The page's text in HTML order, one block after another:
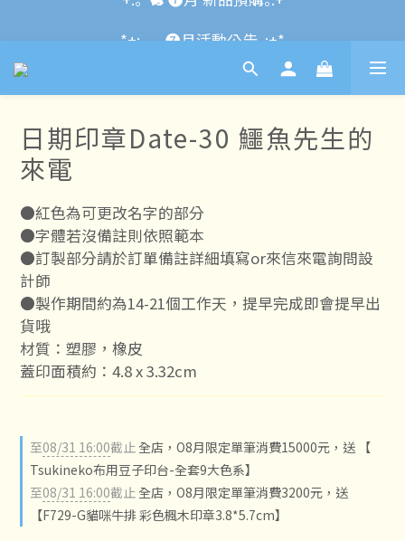
*+:｡\new / !🌌 官網消費滿千折百~RUN~:+*
日期印章Date-30 鱷魚先生的
來電
●紅色為可更改名字的部分
●字體若沒備註則依照範本
●訂製部分請於訂單備註詳細填寫or來信來電詢問設
計師
●製作期間約為14-21個工作天，提早完成即會提早出
貨哦
材質：塑膠，橡皮
蓋印面積約：4.8 x 3.32cm
至08/31 16:00截止全店，O8月限定單筆消費15000元，送 【
Tsukineko布用豆子印台-全套9大色系】
至08/31 16:00截止全店，O8月限定單筆消費3200元，送
【F729-G貓咪牛排 彩色楓木印章3.8*5.7cm】